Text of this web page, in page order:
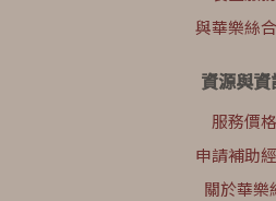
與華樂絲
資源與資
服務價格
申請補助
關於華樂